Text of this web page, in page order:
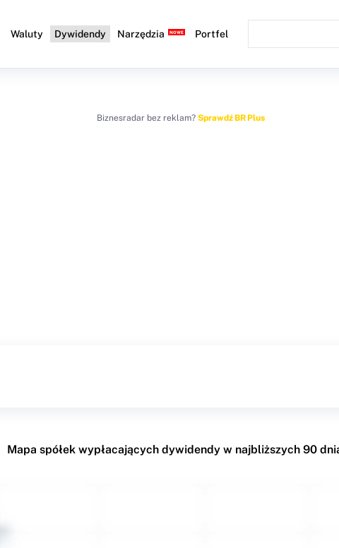
Waluty Dywidendy Narzędzia Portfel
Biznesradar bez reklam? Sprawdź BR Plus
Mapa spółek wypłacających dywidendy w najbliższych 90